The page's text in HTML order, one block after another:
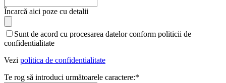
Încarcă aici poze cu detalii
Sunt de acord cu procesarea datelor conform politicii de
confidentialitate
Vezi politica de confidentialitate
Te rog să introduci următoarele caractere:*